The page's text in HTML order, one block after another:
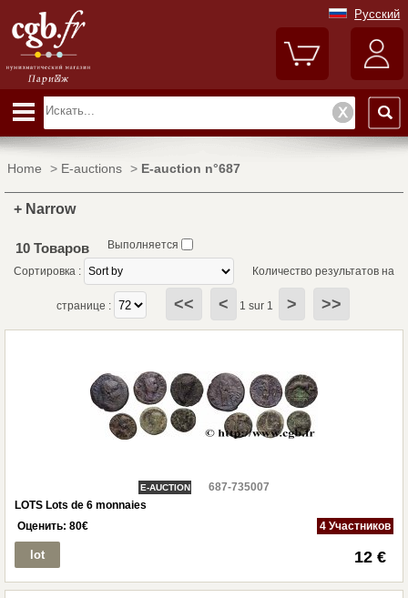
Русский
Home > E-auctions > E-auction n°687
+ Narrow
10 Товаров Выполняется
Сортировка : Количество результатов на
странице : << < 1 sur 1 > >>
E-AUCTION
687-735007
LOTS Lots de 6 monnaies
Оценить: 80€ 4 Участников
lot 12 €